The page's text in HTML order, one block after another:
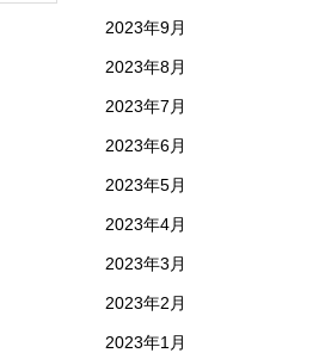
2023年9月
2023年8月
2023年7月
2023年6月
2023年5月
2023年4月
2023年3月
2023年2月
2023年1月